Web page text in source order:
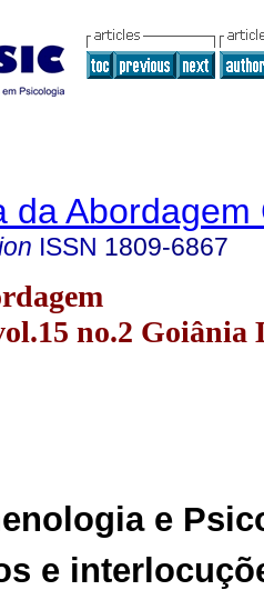
da Abordagem
ISSN 1809-6867
no.2 Goiânia
e
e